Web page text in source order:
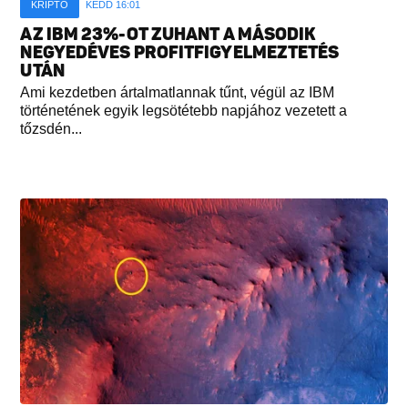
KRIPTÓ KEDD 16:01
AZ IBM 23%-OT ZUHANT A MÁSODIK
NEGYEDÉVES PROFITFIGYELMEZTETÉS
UTÁN
Ami kezdetben ártalmatlannak tűnt, végül az IBM
történetének egyik legsötétebb napjához vezetett a
tőzsdén...